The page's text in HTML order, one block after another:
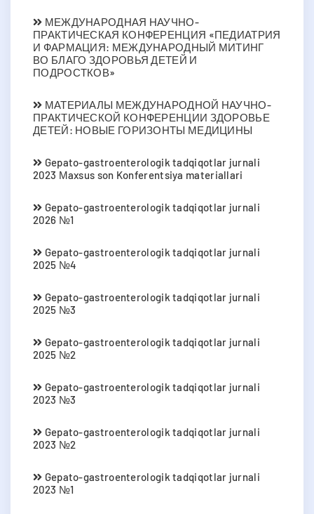
МЕЖДУНАРОДНАЯ НАУЧНО-
ПРАКТИЧЕСКАЯ КОНФЕРЕНЦИЯ «ПЕДИАТРИЯ
И ФАРМАЦИЯ: МЕЖДУНАРОДНЫЙ МИТИНГ
ВО БЛАГО ЗДОРОВЬЯ ДЕТЕЙ И
ПОДРОСТКОВ»
МАТЕРИАЛЫ МЕЖДУНАРОДНОЙ НАУЧНО-
ПРАКТИЧЕСКОЙ КОНФЕРЕНЦИИ ЗДОРОВЬЕ
ДЕТЕЙ: НОВЫЕ ГОРИЗОНТЫ МЕДИЦИНЫ
Gepato-gastroenterologik tadqiqotlar jurnali
2023 Мaxsus son Konferentsiya materiallari
Gepato-gastroenterologik tadqiqotlar jurnali
2026 №1
Gepato-gastroenterologik tadqiqotlar jurnali
2025 №4
Gepato-gastroenterologik tadqiqotlar jurnali
2025 №3
Gepato-gastroenterologik tadqiqotlar jurnali
2025 №2
Gepato-gastroenterologik tadqiqotlar jurnali
2023 №3
Gepato-gastroenterologik tadqiqotlar jurnali
2023 №2
Gepato-gastroenterologik tadqiqotlar jurnali
2023 №1